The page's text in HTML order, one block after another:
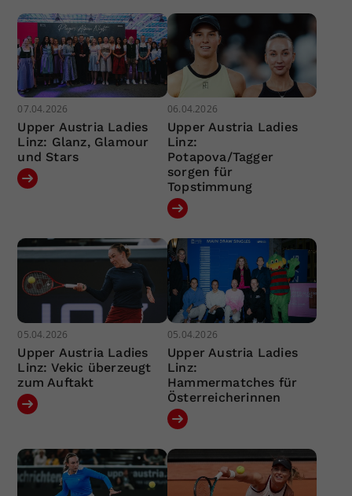
07.04.2026
Upper Austria Ladies
Linz: Glanz, Glamour
und Stars
06.04.2026
Upper Austria Ladies
Linz:
Potapova/Tagger
sorgen für
Topstimmung
05.04.2026
Upper Austria Ladies
Linz: Vekic überzeugt
zum Auftakt
05.04.2026
Upper Austria Ladies
Linz:
Hammermatches für
Österreicherinnen